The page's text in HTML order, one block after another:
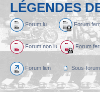
LÉGENDES
Forum lu Forum
Forum non lu Forum
Forum lien Sous-